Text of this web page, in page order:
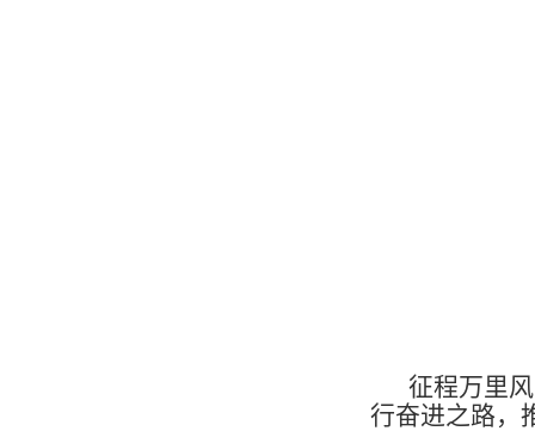
征程万里
行奋进之路，